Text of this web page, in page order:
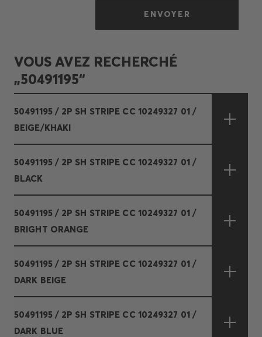
ENVOYER
VOUS AVEZ RECHERCHÉ
„50491195“
50491195 / 2P SH STRIPE CC 10249327 01 /
BEIGE/KHAKI
50491195 / 2P SH STRIPE CC 10249327 01 /
BLACK
50491195 / 2P SH STRIPE CC 10249327 01 /
BRIGHT ORANGE
50491195 / 2P SH STRIPE CC 10249327 01 /
DARK BEIGE
50491195 / 2P SH STRIPE CC 10249327 01 /
DARK BLUE